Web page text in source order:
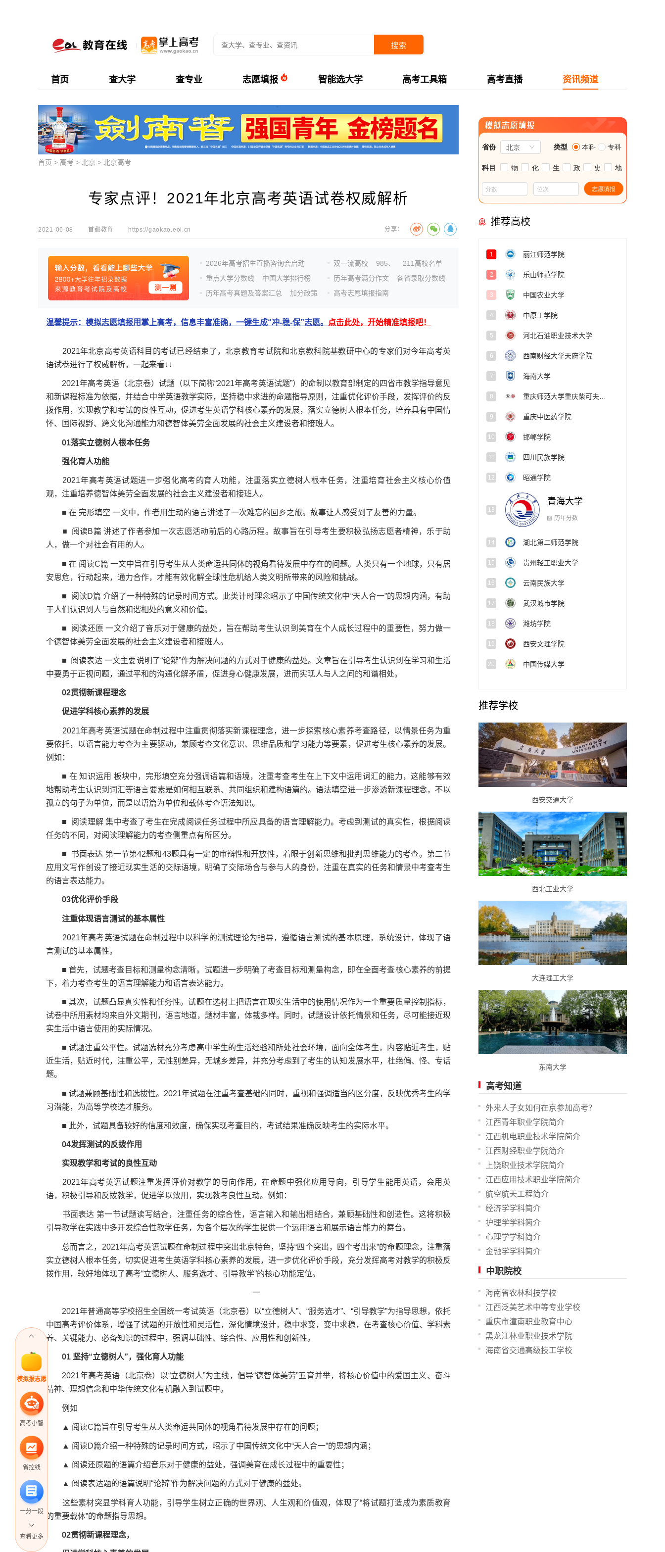
搜索
首页 查大学 查专业 志愿填报 智能选大学 高考工具箱 高考直播 资讯频道
模拟报志愿
高考小智
省控线
一分一段
查看更多
首页 > 高考 > 北京 > 北京高考
专家点评！2021年北京高考英语试卷权威解析
2021-06-08 首都教育 https://gaokao.eol.cn 分享：
2026年高考招生直播咨询会启动
重点大学分数线
中国大学排行榜
历年高考真题及答案汇总
加分政策
双一流高校 985、
211高校名单
历年高考满分作文
各省录取分数线
高考志愿填报指南
温馨提示：模拟志愿填报用掌上高考，信息丰富准确，一键生成“冲-稳-保”志愿。 点击此处，开始精准填报吧！
2021年北京高考英语科目的考试已经结束了，北京教育考试院和北京教科院基教研中心的专家们对今年高考英
语试卷进行了权威解析，一起来看↓↓
2021年高考英语（北京卷）试题（以下简称“2021年高考英语试题”）的命制以教育部制定的四省市教学指导意见
和新课程标准为依据，并结合中学英语教学实际，坚持稳中求进的命题指导原则，注重优化评价手段，发挥评价的反
拨作用，实现教学和考试的良性互动，促进考生英语学科核心素养的发展，落实立德树人根本任务，培养具有中国情
怀、国际视野、跨文化沟通能力和德智体美劳全面发展的社会主义建设者和接班人。
01落实立德树人根本任务
强化育人功能
2021年高考英语试题进一步强化高考的育人功能，注重落实立德树人根本任务，注重培育社会主义核心价值
观，注重培养德智体美劳全面发展的社会主义建设者和接班人。
■ 在 完形填空 一文中，作者用生动的语言讲述了一次难忘的回乡之旅。故事让人感受到了友善的力量。
■ 阅读B篇 讲述了作者参加一次志愿活动前后的心路历程。故事旨在引导考生要积极弘扬志愿者精神，乐于助
人，做一个对社会有用的人。
■ 在 阅读C篇 一文中旨在引导考生从人类命运共同体的视角看待发展中存在的问题。人类只有一个地球，只有居
安思危，行动起来，通力合作，才能有效化解全球性危机给人类文明所带来的风险和挑战。
■ 阅读D篇 介绍了一种特殊的记录时间方式。此类计时理念昭示了中国传统文化中“天人合一”的思想内涵，有助
于人们认识到人与自然和谐相处的意义和价值。
■ 阅读还原 一文介绍了音乐对于健康的益处，旨在帮助考生认识到美育在个人成长过程中的重要性，努力做一
个德智体美劳全面发展的社会主义建设者和接班人。
■ 阅读表达 一文主要说明了“论辩”作为解决问题的方式对于健康的益处。文章旨在引导考生认识到在学习和生活
中要勇于正视问题，通过平和的沟通化解矛盾，促进身心健康发展，进而实现人与人之间的和谐相处。
02贯彻新课程理念
促进学科核心素养的发展
2021年高考英语试题在命制过程中注重贯彻落实新课程理念，进一步探索核心素养考查路径，以情景任务为重
要依托，以语言能力考查为主要驱动，兼顾考查文化意识、思维品质和学习能力等要素，促进考生核心素养的发展。
例如：
■ 在 知识运用 板块中，完形填空充分强调语篇和语境，注重考查考生在上下文中运用词汇的能力，这能够有效
地帮助考生认识到词汇等语言要素是如何相互联系、共同组织和建构语篇的。语法填空进一步渗透新课程理念，不以
孤立的句子为单位，而是以语篇为单位和载体考查语法知识。
■ 阅读理解 集中考查了考生在完成阅读任务过程中所应具备的语言理解能力。考虑到测试的真实性，根据阅读
任务的不同，对阅读理解能力的考查侧重点有所区分。
■ 书面表达 第一节第42题和43题具有一定的审辩性和开放性，着眼于创新思维和批判思维能力的考查。第二节
应用文写作创设了接近现实生活的交际语境，明确了交际场合与参与人的身份，注重在真实的任务和情景中考查考生
的语言表达能力。
03优化评价手段
注重体现语言测试的基本属性
2021年高考英语试题在命制过程中以科学的测试理论为指导，遵循语言测试的基本原理，系统设计，体现了语
言测试的基本属性。
■ 首先，试题考查目标和测量构念清晰。试题进一步明确了考查目标和测量构念，即在全面考查核心素养的前提
下，着力考查考生的语言理解能力和语言表达能力。
■ 其次，试题凸显真实性和任务性。试题在选材上把语言在现实生活中的使用情况作为一个重要质量控制指标，
试卷中所用素材均来自外文期刊，语言地道，题材丰富，体裁多样。同时，试题设计依托情景和任务，尽可能接近现
实生活中语言使用的实际情况。
■ 试题注重公平性。试题选材充分考虑高中学生的生活经验和所处社会环境，面向全体考生，内容贴近考生，贴
近生活，贴近时代，注重公平，无性别差异，无城乡差异，并充分考虑到了考生的认知发展水平，杜绝偏、怪、专话
题。
■ 试题兼顾基础性和选拔性。2021年试题在注重考查基础的同时，重视和强调适当的区分度，反映优秀考生的学
习潜能，为高等学校选才服务。
■ 此外，试题具备较好的信度和效度，确保实现考查目的，考试结果准确反映考生的实际水平。
04发挥测试的反拨作用
实现教学和考试的良性互动
2021年高考英语试题注重发挥评价对教学的导向作用，在命题中强化应用导向，引导学生能用英语，会用英
语，积极引导和反拨教学，促进学以致用，实现教考良性互动。例如：
书面表达 第一节试题读写结合，注重任务的综合性，语言输入和输出相结合，兼顾基础性和创造性。这将积极
引导教学在实践中多开发综合性教学任务，为各个层次的学生提供一个运用语言和展示语言能力的舞台。
总而言之，2021年高考英语试题在命制过程中突出北京特色，坚持“四个突出，四个考出来”的命题理念，注重落
实立德树人根本任务，切实促进考生英语学科核心素养的发展，进一步优化评价手段，充分发挥高考对教学的积极反
拨作用，较好地体现了高考“立德树人、服务选才、引导教学”的核心功能定位。
一
2021年普通高等学校招生全国统一考试英语（北京卷）以“立德树人”、“服务选才”、“引导教学”为指导思想，依托
中国高考评价体系，增强了试题的开放性和灵活性，深化情境设计，稳中求变，变中求稳，在考查核心价值、学科素
养、关键能力、必备知识的过程中，强调基础性、综合性、应用性和创新性。
01 坚持“立德树人”，强化育人功能
2021年高考英语（北京卷）以“立德树人”为主线，倡导“德智体美劳”五育并举，将核心价值中的爱国主义、奋斗
精神、理想信念和中华传统文化有机融入到试题中。
例如
▲ 阅读C篇旨在引导考生从人类命运共同体的视角看待发展中存在的问题；
▲ 阅读D篇介绍一种特殊的记录时间方式，昭示了中国传统文化中“天人合一”的思想内涵；
▲ 阅读还原题的语篇介绍音乐对于健康的益处，强调美育在成长过程中的重要性；
▲ 阅读表达题的语篇说明“论辩”作为解决问题的方式对于健康的益处。
这些素材突显学科育人功能，引导学生树立正确的世界观、人生观和价值观，体现了“将试题打造成为素质教育
的重要载体”的命题指导思想。
02贯彻新课程理念，
推荐高校
1 丽江师范学院
2 乐山师范学院
3 中国农业大学
4 中原工学院
5 河北石油职业技术大学
6 西南财经大学天府学院
7 海南大学
8
9 重庆中医药学院
10 邯郸学院
11 四川民族学院
12 昭通学院
青海大学
历年分数
15 贵州轻工职业大学
16 云南民族大学
17 武汉城市学院
18 潍坊学院
19 西安文理学院
20 中国传媒大学
推荐学校
西安交通大学
西北工业大学
大连理工大学
东南大学
高考知道
外来人子女如何在京参加高考？
江西青年职业学院简介
江西机电职业技术学院简介
江西财经职业学院简介
上饶职业技术学院简介
江西应用技术职业学院简介
航空航天工程简介
经济学学科简介
护理学学科简介
心理学学科简介
金融学学科简介
中职院校
海南省农林科技学校
江西泛美艺术中等专业学校
重庆市潼南职业教育中心
黑龙江林业职业技术学院
海南省交通高级技工学校